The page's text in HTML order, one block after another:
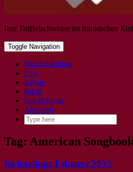
Ihre Trüffelschweine im fränkischen
Toggle Navigation
Musik&Bühne
Film
Küche
Buch
Spiel&Sport
Aktionen
Tag: American
Kulturtipps Februar 2015